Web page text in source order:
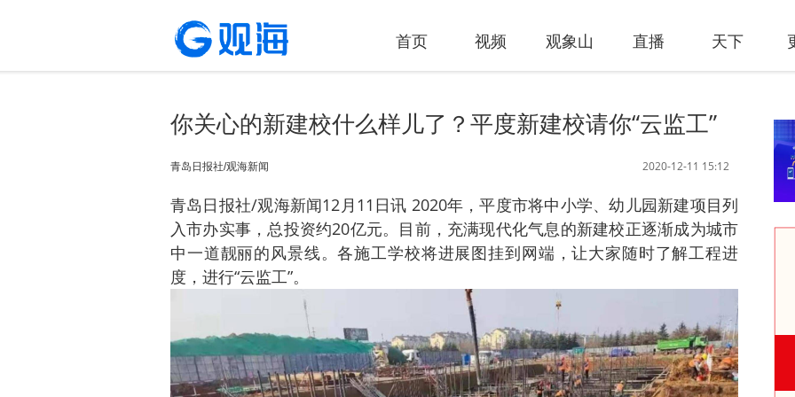
首页 视频 观象山 直播 天下
你关心的新建校什么样儿了？平度新建校请你“云监工”
2020-12-11 15:12
青岛日报社/观海新闻
青岛日报社/观海新闻12月11日讯 2020年，平度市将中小学、幼儿园新建项目列
入市办实事，总投资约20亿元。目前，充满现代化气息的新建校正逐渐成为城市
中一道靓丽的风景线。各施工学校将进展图挂到网端，让大家随时了解工程进
度，进行“云监工”。